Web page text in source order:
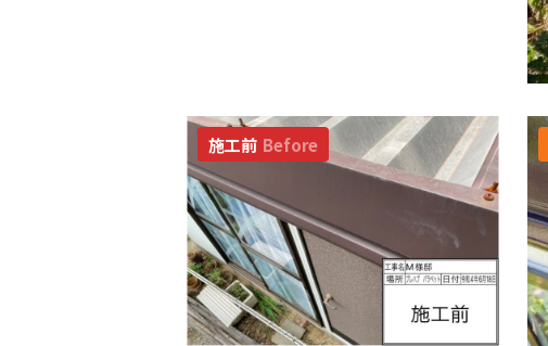
施工前 Before